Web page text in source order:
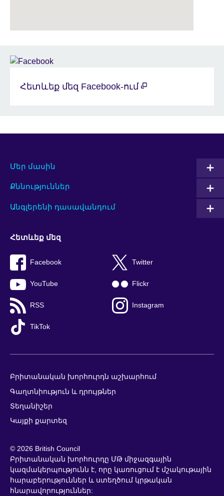
Հետևեք մեզ Facebook-ում
Մեր մասին
Քննություններ
Անգլերենի դասավանդում
Հետևեք մեզ
Facebook Twitter
YouTube Flickr
RSS Instagram
TikTok
Բրիտանական խորհուրդն աշխարհում
Գաղտնիություն և դրույթներ
Տեղանիշեր
Կայքի քարտեզ
© 2026 British Council
Բրիտանական խորհուրդը ՄԹ միջազգային
կազմակերպությունն է, որը կառուցում է մշակութային
հարաբերություններ և ստեղծում կրթական
հնարավորություններ: